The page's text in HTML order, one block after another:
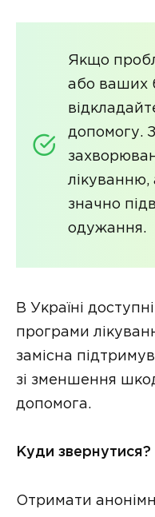
Якщо
або ваших
допомогу.
лікуванню,
значно
одужання.
В Україні
програми
замісна
зі зменшення
допомога.
Куди звернутися?
Отримати